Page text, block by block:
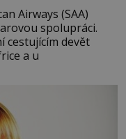
Airways (SAA)
spolupráci.
cestujícím devět
a u